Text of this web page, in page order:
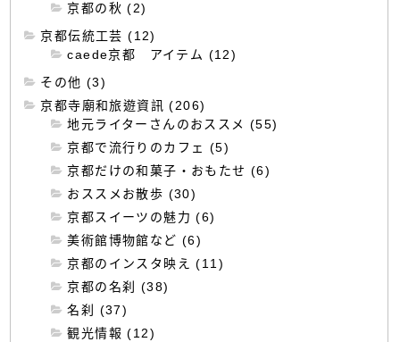
京都の秋 (2)
京都伝統工芸 (12)
caede京都 アイテム (12)
その他 (3)
京都寺廟和旅遊資訊 (206)
地元ライターさんのおススメ (55)
京都で流行りのカフェ (5)
京都だけの和菓子・おもたせ (6)
おススメお散歩 (30)
京都スイーツの魅力 (6)
美術館博物館など (6)
京都のインスタ映え (11)
京都の名刹 (38)
名刹 (37)
観光情報 (12)